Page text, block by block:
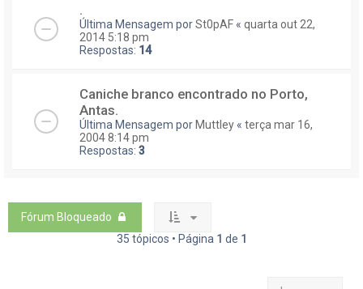
.
Última Mensagem porSt0pAF « quarta out 22,
2014 5:18 pm
Respostas: 14
Caniche branco encontrado no Porto,
Antas.
Última Mensagem por Muttley « terça mar 16,
2004 8:14 pm
Respostas: 3
Fórum Bloqueado
35 tópicos • Página 1 de 1